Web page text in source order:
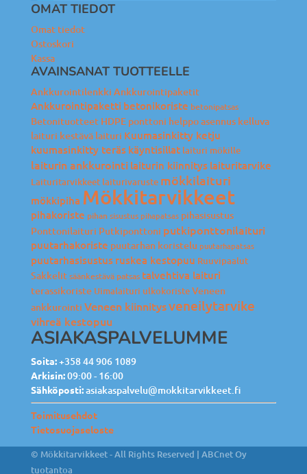
OMAT TIEDOT
Omat tiedot
Ostoskori
Kassa
AVAINSANAT TUOTTEELLE
Ankkurointilenkki Ankkurointipaketit
Ankkurointipaketti betonikoriste betonipatsas
Betonituotteet HDPE ponttoni helppo asennus kelluva
laituri kestävä laituri Kuumasinkitty ketju
kuumasinkitty teräs käyntisillat laituri mökille
laiturin ankkurointi laiturin kiinnitys laituritarvike
Laituritarvikkeet laiturivaruste mökkilaituri
mökkipiha Mökkitarvikkeet
pihakoriste pihan sisustuspihapatsas pihasisustus
Ponttonilaituri Putkiponttoni putkiponttonilaituri
puutarhakoriste puutarhan koristelu puutarhapatsas
puutarhasisustus ruskea kestopuu Ruuvipaalut
Sakkelitsäänkestävä patsas talvehtiva laituri
terassikoriste Uimalaituri ulkokoristeVeneen
ankkurointi Veneen kiinnitysveneilytarvike
vihreä kestopuu
ASIAKASPALVELUMME
Soita:+358 44 906 1089
Arkisin:09:00 - 16:00
Sähköposti:asiakaspalvelu@mokkitarvikkeet.fi
Toimitusehdot
Tietosuojaseloste
© Mökkitarvikkeet - All Rights Reserved | ABCnet Oy
tuotantoa